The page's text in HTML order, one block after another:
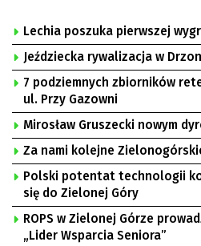
Lechia poszuka pierwszej
Jeździecka rywalizacja w
7 podziemnych zbiorników
ul. Przy Gazowni
Mirosław Gruszecki nowym
Za nami kolejne
Polski potentat technologii
się do Zielonej Góry
ROPS w Zielonej Górze
„Lider Wsparcia Seniora”